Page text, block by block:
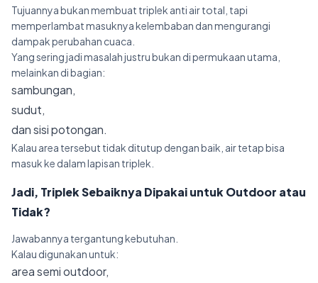
Tujuannya bukan membuat triplek anti air total, tapi
memperlambat masuknya kelembaban dan mengurangi
dampak perubahan cuaca.
Yang sering jadi masalah justru bukan di permukaan utama,
melainkan di bagian:
sambungan,
sudut,
dan sisi potongan.
Kalau area tersebut tidak ditutup dengan baik, air tetap bisa
masuk ke dalam lapisan triplek.
Jadi, Triplek Sebaiknya Dipakai untuk Outdoor atau
Tidak?
Jawabannya tergantung kebutuhan.
Kalau digunakan untuk:
area semi outdoor,